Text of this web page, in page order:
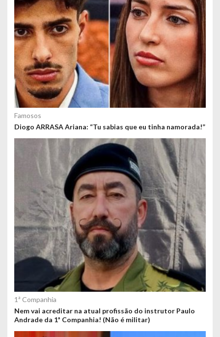
d
o
s
Famosos
Diogo ARRASA Ariana: “Tu sabias que eu tinha namorada!”
1ª Companhia
Nem vai acreditar na atual profissão do instrutor Paulo
Andrade da 1ª Companhia! (Não é militar)